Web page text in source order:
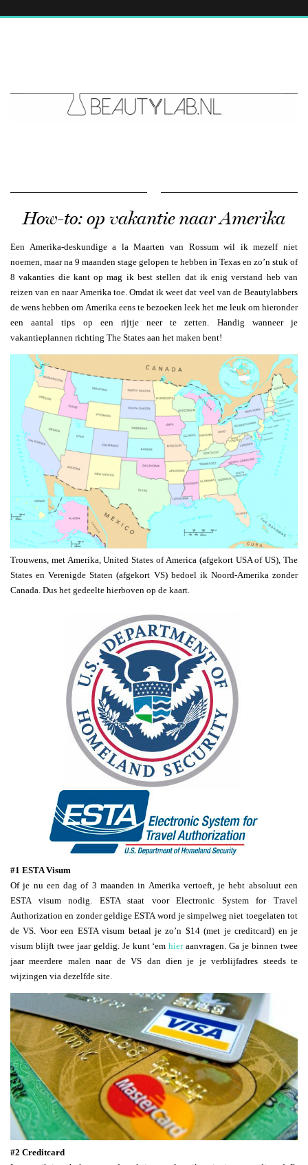
How-to: op vakantie naar Amerika
Een Amerika-deskundige a la Maarten van Rossum wil ik mezelf niet
noemen, maar na 9 maanden stage gelopen te hebben in Texas en zo’n stuk of
8 vakanties die kant op mag ik best stellen dat ik enig verstand heb van
reizen van en naar Amerika toe. Omdat ik weet dat veel van de Beautylabbers
de wens hebben om Amerika eens te bezoeken leek het me leuk om hieronder
een aantal tips op een rijtje neer te zetten. Handig wanneer je
vakantieplannen richting The States aan het maken bent!
Trouwens, met Amerika, United States of America (afgekort USA of US), The
States en Verenigde Staten (afgekort VS) bedoel ik Noord-Amerika zonder
Canada. Dus het gedeelte hierboven op de kaart.
#1 ESTA Visum
Of je nu een dag of 3 maanden in Amerika vertoeft, je hebt absoluut een
ESTA visum nodig. ESTA staat voor Electronic System for Travel
Authorization en zonder geldige ESTA word je simpelweg niet toegelaten tot
de VS. Voor een ESTA visum betaal je zo’n $14 (met je creditcard) en je
visum blijft twee jaar geldig. Je kunt ‘emhieraanvragen. Ga je binnen twee
jaar meerdere malen naar de VS dan dien je je verblijfadres steeds te
wijzingen via dezelfde site.
#2 Creditcard